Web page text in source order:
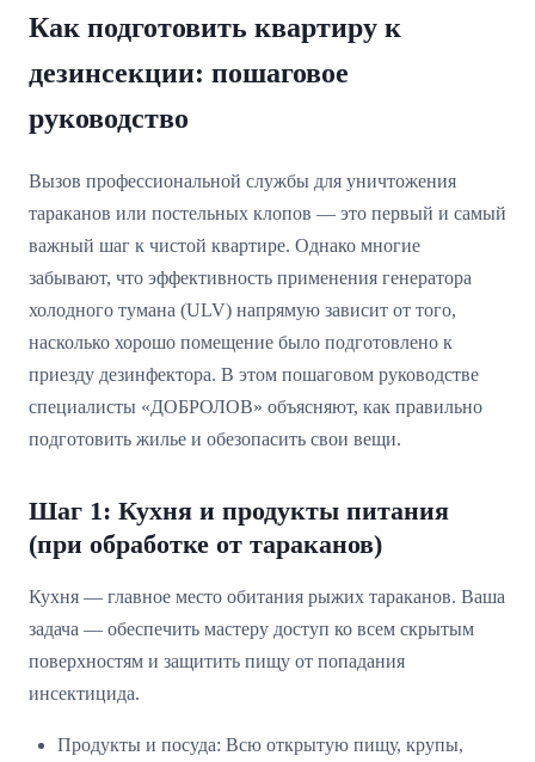
Как подготовить квартиру к
дезинсекции: пошаговое
руководство
Вызов профессиональной службы для уничтожения
тараканов или постельных клопов — это первый и самый
важный шаг к чистой квартире. Однако многие
забывают, что эффективность применения генератора
холодного тумана (ULV) напрямую зависит от того,
насколько хорошо помещение было подготовлено к
приезду дезинфектора. В этом пошаговом руководстве
специалисты «ДОБРОЛОВ» объясняют, как правильно
подготовить жилье и обезопасить свои вещи.
Шаг 1: Кухня и продукты питания
(при обработке от тараканов)
Кухня — главное место обитания рыжих тараканов. Ваша
задача — обеспечить мастеру доступ ко всем скрытым
поверхностям и защитить пищу от попадания
инсектицида.
Продукты и посуда: Всю открытую пищу, крупы,